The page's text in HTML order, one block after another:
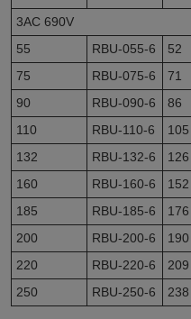
3AC 690V
55
RBU-055-6 52
75 RBU-075-6 71
90
RBU-090-6 86
110
RBU-110-6 105
132
RBU-132-6 126
160
RBU-160-6 152
185
RBU-185-6 176
200
RBU-200-6 190
220
RBU-220-6 209
250
RBU-250-6 238